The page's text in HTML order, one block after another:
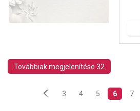
Továbbiak megjelenítése 32
3 4 5 6 7